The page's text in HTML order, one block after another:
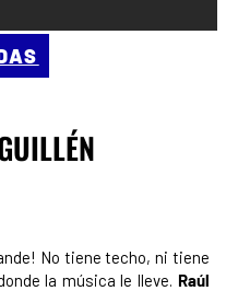
No tiene techo, ni tiene
la música le lleve. Raúl